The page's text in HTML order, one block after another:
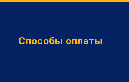
Способы оплаты